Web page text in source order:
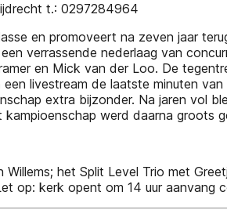
t.: 0297284964
en promoveert na zeven jaar
verrassende nederlaag van
en Mick van der Loo. De
livestream de laatste minuten
extra bijzonder. Na jaren vol
werd daarna
het Split Level Trio met
op: kerk opent om 14 uur aanvang